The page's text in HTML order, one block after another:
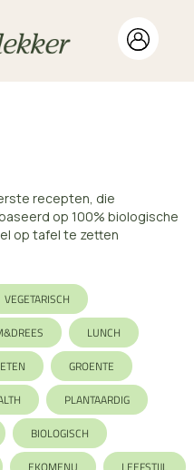
recepten, die
op 100% biologische
op tafel te zetten
VEGETARISCH
LUNCH
GROENTE
PLANTAARDIG
BIOLOGISCH